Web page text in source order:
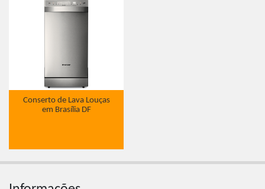
Conserto de Lava Louças
em Brasília DF